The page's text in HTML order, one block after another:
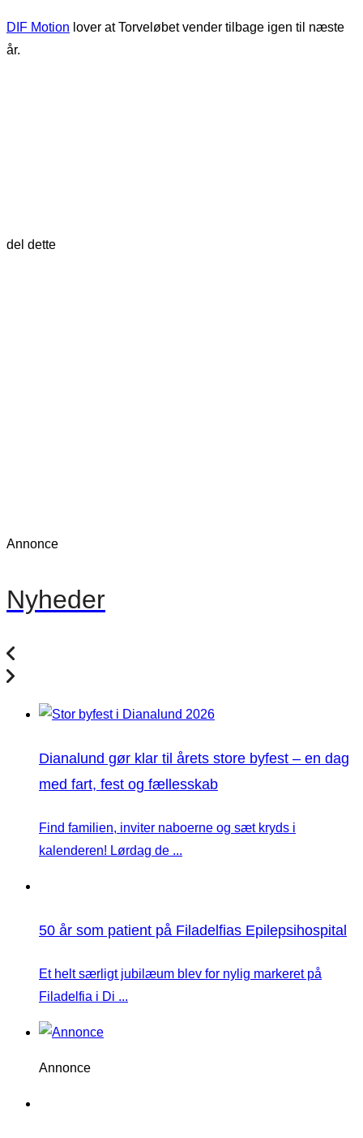
DIF Motion lover at Torveløbet vender tilbage igen til næste
år.
del dette
Annonce
Nyheder
Dianalund gør klar til årets store byfest – en dag
med fart, fest og fællesskab
Find familien, inviter naboerne og sæt kryds i
kalenderen! Lørdag de ...
50 år som patient på Filadelfias Epilepsihospital
Et helt særligt jubilæum blev for nylig markeret på
Filadelfia i Di ...
Annonce